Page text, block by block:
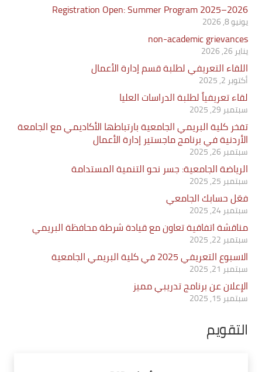
Registration Open: Summer Program 2025–2026
يونيو 8, 2026
non-academic grievances
يناير 26, 2026
اللقاء التعريفي لطلبة قسم إدارة الأعمال
أكتوبر 2, 2025
لقاء تعريفياً لطلبة الدراسات العليا
سبتمبر 29, 2025
تفخر كلية البريمي الجامعية بارتباطها الأكاديمي مع الجامعة
الأردنية في برنامج ماجستير إدارة الأعمال
سبتمبر 26, 2025
الرياضة الجامعية: جسر نحو التنمية المستدامة
سبتمبر 25, 2025
فعّل حسابك الجامعي
سبتمبر 24, 2025
مناقشة اتفاقية تعاون مع قيادة شرطة محافظة البريمي
سبتمبر 22, 2025
الاسبوع التعريفي 2025 في كلية البريمي الجامعية
سبتمبر 21, 2025
الإعلان عن برنامج تدريبي مميز
سبتمبر 15, 2025
التقويم